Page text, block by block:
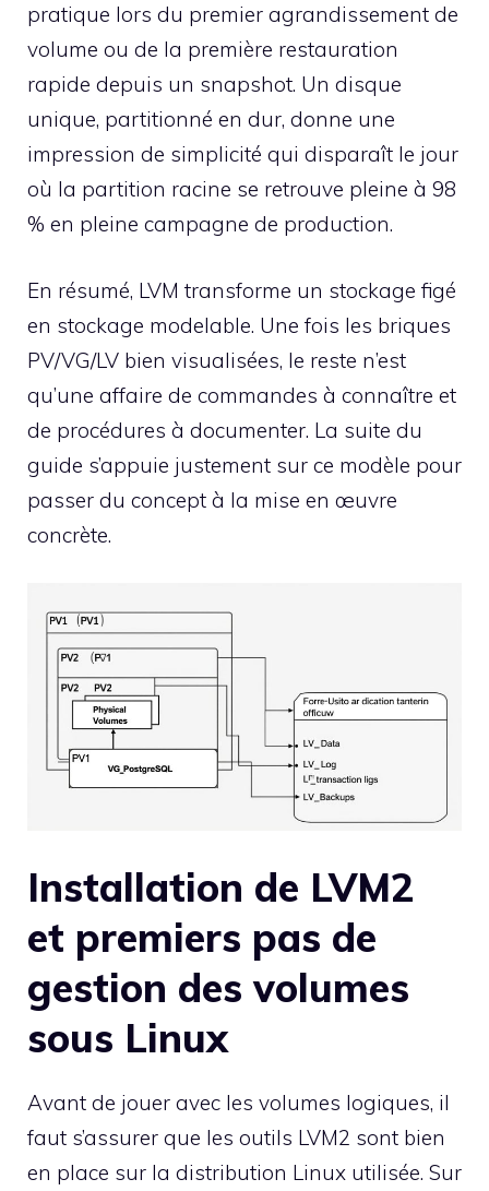
pratique lors du premier agrandissement de
volume ou de la première restauration
rapide depuis un snapshot. Un disque
unique, partitionné en dur, donne une
impression de simplicité qui disparaît le jour
où la partition racine se retrouve pleine à 98
% en pleine campagne de production.
En résumé, LVM transforme un stockage figé
en stockage modelable. Une fois les briques
PV/VG/LV bien visualisées, le reste n’est
qu’une affaire de commandes à connaître et
de procédures à documenter. La suite du
guide s’appuie justement sur ce modèle pour
passer du concept à la mise en œuvre
concrète.
Installation de LVM2
et premiers pas de
gestion des volumes
sous Linux
Avant de jouer avec les volumes logiques, il
faut s’assurer que les outils LVM2 sont bien
en place sur la distribution Linux utilisée. Sur